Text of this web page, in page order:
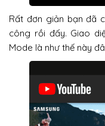
Rất đơn giản bạn đã
công rồi đấy. Giao
Mode là như thế này